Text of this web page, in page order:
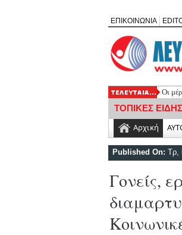
ΕΠΙΚΟΙΝΩΝΙΑ
Οι
λαού
ΤΟΠΙΚΕΣ
Αρχική
Published On: Τρ,
Γονείς,